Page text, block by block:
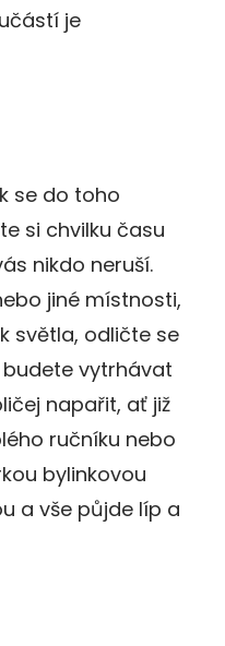
je
se do toho
si chvilku času
nikdo neruší.
jiné místnosti,
světla, odličte se
budete vytrhávat
napařit, ať již
ručníku nebo
bylinkovou
a vše půjde líp a